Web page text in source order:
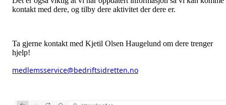
kontakt med dere, og tilby dere aktivitet der dere er.
Ta gjerne kontakt med Kjetil Olsen Haugelund om dere trenger
hjelp!
medlemsservice@bedriftsidretten.no